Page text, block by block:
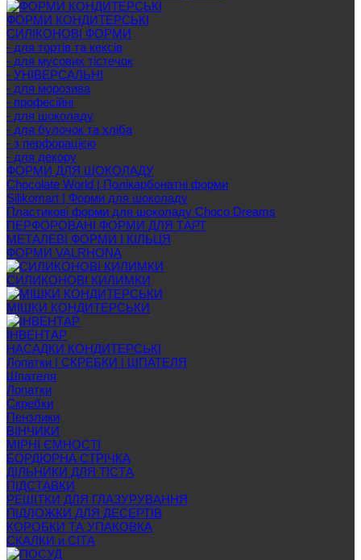
ФОРМИ КОНДИТЕРСЬКІ
СИЛІКОНОВІ ФОРМИ
- для тортів та кексів
- для мусових тістечок
- УНІВЕРСАЛЬНІ
- для морозива
- професійні
- для шоколаду
- для булочок та хліба
- з перфорацією
- для декору
ФОРМИ ДЛЯ ШОКОЛАДУ
Chocolate World | Полікарбонатні форми
Silikomart | Форми для шоколаду
Пластикові форми для шоколаду Choco Dreams
ПЕРФОРОВАНІ ФОРМИ ДЛЯ ТАРТ
МЕТАЛЕВІ ФОРМИ І КІЛЬЦЯ
ФОРМИ VALRHONA
СИЛИКОНОВІ КИЛИМКИ
МІШКИ КОНДИТЕРСЬКИ
ІНВЕНТАР
НАСАДКИ КОНДИТЕРСЬКІ
Лопатки | СКРЕБКИ | ШПАТЕЛЯ
Шпателя
Лопатки
Скребки
Пензлики
ВІНЧИКИ
МІРНІ ЄМНОСТІ
БОРДЮРНА СТРІЧКА
ДІЛЬНИКИ ДЛЯ ТІСТА
ПІДСТАВКИ
РЕШІТКИ ДЛЯ ГЛАЗУРУВАННЯ
ПІДЛОЖКИ ДЛЯ ДЕСЕРТІВ
КОРОБКИ ТА УПАКОВКА
СКАЛКИ и СІТА